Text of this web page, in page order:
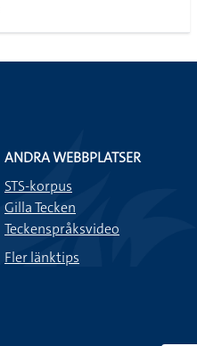
ANDRA WEBBPLATSER
STS-korpus
Gilla Tecken
Teckenspråksvideo
Fler länktips